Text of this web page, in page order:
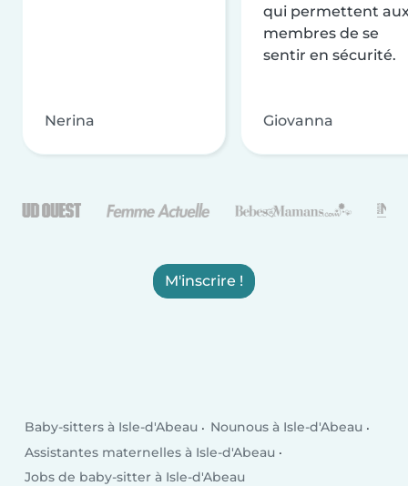
Nerina
qui permettent
membres de se
sentir en sécurité.
Giovanna
M'inscrire !
Baby-sitters à Isle-d'Abeau
Nounous à Isle-d'Abeau
Assistantes maternelles à Isle-d'Abeau
Jobs de baby-sitter à Isle-d'Abeau